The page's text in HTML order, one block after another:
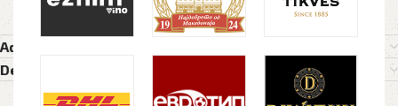
Additional information
Delivery Details